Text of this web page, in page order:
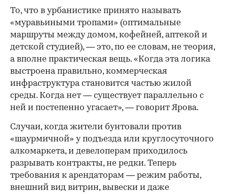
То, что в урбанистике принято называть
«муравьиными тропами» (оптимальные
маршруты между домом, кофейней, аптекой и
детской студией), — это, по ее словам, не теория,
а вполне практическая вещь. «Когда эта логика
выстроена правильно, коммерческая
инфраструктура становится частью жилой
среды. Когда нет — существует параллельно с
ней и постепенно угасает», — говорит Ярова.
Случаи, когда жители бунтовали против
«шаурмичной» у подъезда или круглосуточного
алкомаркета, и девелоперам приходилось
разрывать контракты, не редки. Теперь
требования к арендаторам — режим работы,
внешний вид витрин, вывески и даже